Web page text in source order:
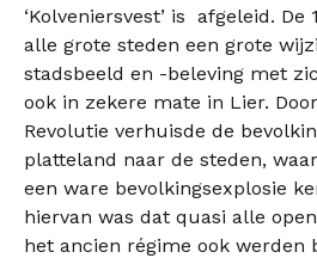
‘Kolveniersvest’ is afgeleid.
alle grote steden een grote
stadsbeeld en -beleving met
ook in zekere mate in Lier.
Revolutie verhuisde de
platteland naar de steden,
een ware bevolkingsexplosie
hiervan was dat quasi alle
het ancien régime ook werden